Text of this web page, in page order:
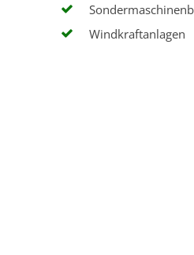
Windkraftanlagen